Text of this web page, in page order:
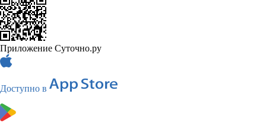
Приложение Суточно.ру
Доступно в